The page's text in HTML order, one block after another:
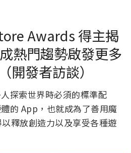
Awards 得主揭
熱門趨勢啟發更多
開發者訪談）
探索世界時必須的標準配
的 App，也就成為了善用魔
釋放創造力以及享受各種遊